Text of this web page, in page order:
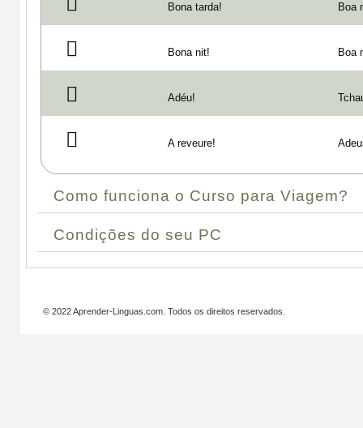
Bona tarda! Boa
Bona nit! Boa
Adéu!
A reveure!
Como funciona o Curso para Viagem?
Condições do seu PC
© 2022 Aprender-Linguas.com. Todos os direitos reservados.